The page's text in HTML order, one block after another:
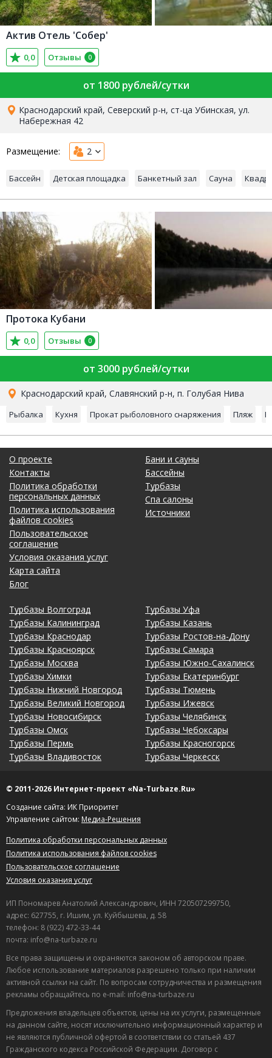
Актив Отель 'Собер'
0,0 Отзывы 0
от 1800 рублей/сутки
Краснодарский край, Северский р-н, ст-ца Убинская, ул.
Набережная 42
Размещение: 2
Бассейн Детская площадка Банкетный зал Сауна
Протока Кубани
0,0 Отзывы 0
от 3000 рублей/сутки
Краснодарский край, Славянский р-н, п. Голубая Нива
Рыбалка Кухня Прокат рыболовного снаряжения Пляж
О проекте
Контакты
Политика обработки
персональных данных
Политика использования
файлов cookies
Пользовательское
соглашение
Условия оказания услуг
Карта сайта
Блог
Бани и сауны
Бассейны
Турбазы
Спа салоны
Источники
Турбазы Волгоград
Турбазы Калининград
Турбазы Краснодар
Турбазы Красноярск
Турбазы Москва
Турбазы Химки
Турбазы Нижний Новгород
Турбазы Великий Новгород
Турбазы Новосибирск
Турбазы Омск
Турбазы Пермь
Турбазы Владивосток
Турбазы Уфа
Турбазы Казань
Турбазы Ростов-на-Дону
Турбазы Самара
Турбазы Южно-Сахалинск
Турбазы Екатеринбург
Турбазы Тюмень
Турбазы Ижевск
Турбазы Челябинск
Турбазы Чебоксары
Турбазы Красногорск
Турбазы Черкесск
© 2011-2026 Интернет-проект «Na-Turbaze.Ru»
Создание сайта: ИК Приоритет
Управление сайтом: Медиа-Решения
Политика обработки персональных данных
Политика использования файлов cookies
Пользовательское соглашение
Условия оказания услуг
ИП Пономарев Анатолий Александрович, ИНН 720507299750,
адрес: 627755, г. Ишим, ул. Куйбышева, д. 58
телефон: 8 (922) 472-33-44
почта: info@na-turbaze.ru
Все права защищены и охраняются законом об авторском праве.
Любое использование материалов разрешено только при наличии
активной ссылки на сайт. По вопросам сотрудничества и размещения
рекламы обращайтесь по e-mail: info@na-turbaze.ru
Предложения владельцев объектов, цены на их услуги, размещенные
на данном сайте, носят исключительно информационный характер и
не являются публичной офертой в соответствии со статьей 437
Гражданского кодекса Российской Федерации. Договор с